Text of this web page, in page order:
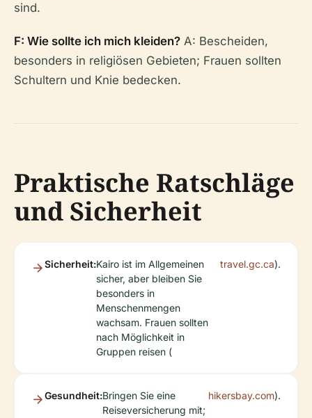
sind.
F: Wie sollte ich mich kleiden? A: Bescheiden,
besonders in religiösen Gebieten; Frauen sollten
Schultern und Knie bedecken.
Praktische Ratschläge
und Sicherheit
Sicherheit:Kairo ist im Allgemeinen
sicher, aber bleiben Sie
besonders in
Menschenmengen
wachsam. Frauen sollten
nach Möglichkeit in
Gruppen reisen (
travel.gc.ca).
Gesundheit:Bringen Sie eine
Reiseversicherung mit;
hikersbay.com).